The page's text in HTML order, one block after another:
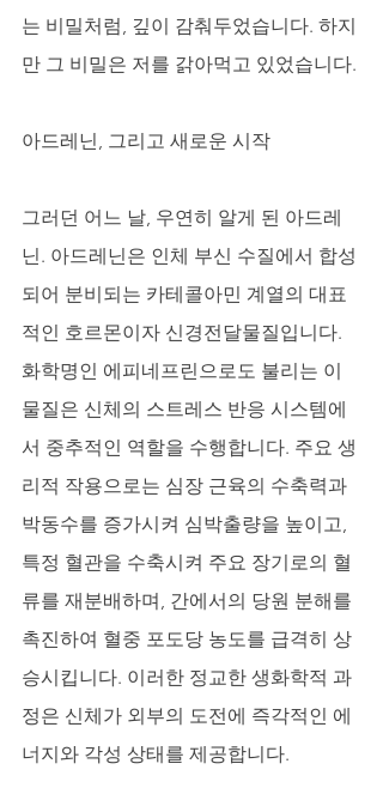
는 비밀처럼, 깊이 감춰두었습니다. 하지
만 그 비밀은 저를 갉아먹고 있었습니다.
아드레닌, 그리고 새로운 시작
그러던 어느 날, 우연히 알게 된 아드레
닌. 아드레닌은 인체 부신 수질에서 합성
되어 분비되는 카테콜아민 계열의 대표
적인 호르몬이자 신경전달물질입니다.
화학명인 에피네프린으로도 불리는 이
물질은 신체의 스트레스 반응 시스템에
서 중추적인 역할을 수행합니다. 주요 생
리적 작용으로는 심장 근육의 수축력과
박동수를 증가시켜 심박출량을 높이고,
특정 혈관을 수축시켜 주요 장기로의 혈
류를 재분배하며, 간에서의 당원 분해를
촉진하여 혈중 포도당 농도를 급격히 상
승시킵니다. 이러한 정교한 생화학적 과
정은 신체가 외부의 도전에 즉각적인 에
너지와 각성 상태를 제공합니다.